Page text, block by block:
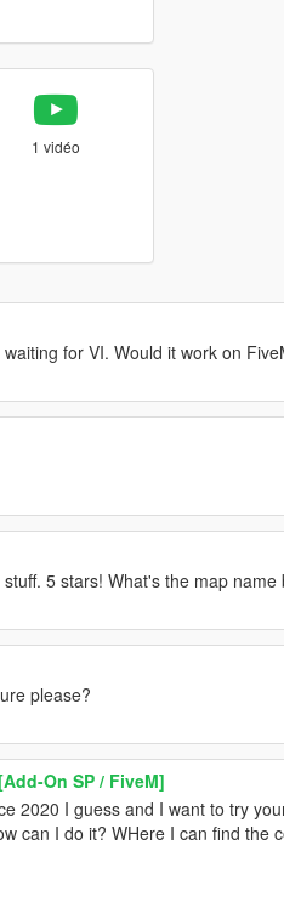
1 vidéo
for VI. Would it work on
5 stars! What's the map name
please?
On SP / FiveM]
2020 I guess and I want to try
can I do it? WHere I can find the